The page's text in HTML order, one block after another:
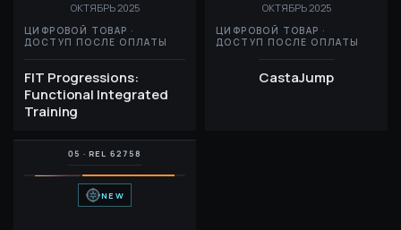
ЦИФРОВОЙ ТОВАР ·
ДОСТУП ПОСЛЕ ОПЛАТЫ
FIT Progressions:
Functional Integrated
Training
ОКТЯБРЬ 2025
ЦИФРОВОЙ ТОВАР ·
ДОСТУП ПОСЛЕ ОПЛАТЫ
CastaJump
ОКТЯБРЬ 2025
NEW